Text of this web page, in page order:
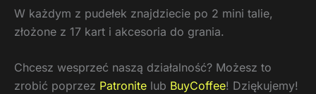
W każdym z pudełek znajdziecie po 2 mini talie,
złożone z 17 kart i akcesoria do grania.
Chcesz wesprzeć naszą działalność? Możesz to
zrobić poprzez Patronite lub BuyCoffee! Dziękujemy!